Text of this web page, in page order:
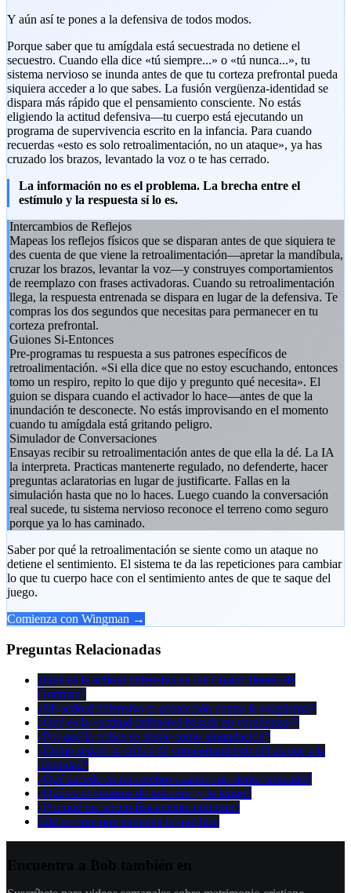
Y aún así te pones a la defensiva de todos modos.
Porque saber que tu amígdala está secuestrada no detiene el
secuestro. Cuando ella dice «tú siempre...» o «tú nunca...», tu
sistema nervioso se inunda antes de que tu corteza prefrontal pueda
siquiera acceder a lo que sabes. La fusión vergüenza-identidad se
dispara más rápido que el pensamiento consciente. No estás
eligiendo la actitud defensiva—tu cuerpo está ejecutando un
programa de supervivencia escrito en la infancia. Para cuando
recuerdas «esto es solo retroalimentación, no un ataque», ya has
cruzado los brazos, levantado la voz o te has cerrado.
La información no es el problema. La brecha entre el
estímulo y la respuesta sí lo es.
Intercambios de Reflejos
Mapeas los reflejos físicos que se disparan antes de que siquiera te
des cuenta de que viene la retroalimentación—apretar la mandíbula,
cruzar los brazos, levantar la voz—y construyes comportamientos
de reemplazo con frases activadoras. Cuando su retroalimentación
llega, la respuesta entrenada se dispara en lugar de la defensiva. Te
compras los dos segundos que necesitas para permanecer en tu
corteza prefrontal.
Guiones Si-Entonces
Pre-programas tu respuesta a sus patrones específicos de
retroalimentación. «Si ella dice que no estoy escuchando, entonces
tomo un respiro, repito lo que dijo y pregunto qué necesita». El
guion se dispara cuando el activador lo hace—antes de que la
inundación te desconecte. No estás improvisando en el momento
cuando tu amígdala está gritando peligro.
Simulador de Conversaciones
Ensayas recibir su retroalimentación antes de que ella la dé. La IA
la interpreta. Practicas mantenerte regulado, no defenderte, hacer
preguntas aclaratorias en lugar de justificarte. Fallas en la
simulación hasta que no lo haces. Luego cuando la conversación
real sucede, tu sistema nervioso reconoce el terreno como seguro
porque ya lo has caminado.
Saber por qué la retroalimentación se siente como un ataque no
detiene el sentimiento. El sistema te da las repeticiones para cambiar
lo que tu cuerpo hace con el sentimiento antes de que te saque del
juego.
Comienza con Wingman →
Preguntas Relacionadas
¿Qué es la actitud defensiva en los Cuatro Jinetes de
Gottman?
¿Mi actitud defensiva es protección contra la vergüenza?
¿Qué es la «actitud defensiva basada en vergüenza»?
¿Por qué la crítica se siente como aniquilación?
¿Cómo separo la crítica de comportamiento del ataque a la
identidad?
¿Qué sucede en mi cerebro cuando me siento criticado?
¿Qué es el «trauma de traición» y lo tengo?
¿Por qué me siento físicamente enfermo?
Ella no cree que entienda lo que hice